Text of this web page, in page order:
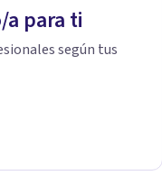
para ti
según tus